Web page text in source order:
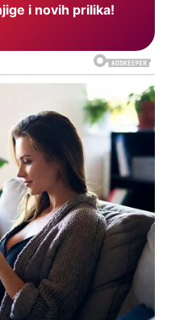
i novih prilika!